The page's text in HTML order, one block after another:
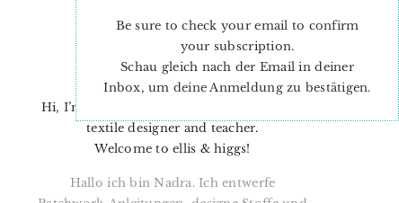
Hi, I’m Nadra. I’m a quilt pattern designer,
textile designer and teacher.
Welcome to ellis & higgs!
Hallo ich bin Nadra. Ich entwerfe
Be sure to check your email to confirm
your subscription.
Schau gleich nach der Email in deiner
Inbox, um deine Anmeldung zu bestätigen.